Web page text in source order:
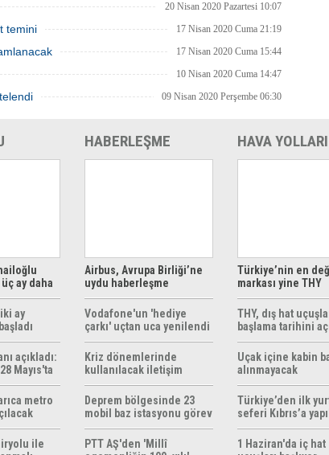
20 Nisan 2020 Pazartesi 10:07
temini 17 Nisan 2020 Cuma 21:19
17 Nisan 2020 Cuma 15:44
10 Nisan 2020 Cuma 14:47
09 Nisan 2020 Perşembe 06:30
ay daha
ay
açıkladı:
Mayıs'ta
metro
ile
HABERLEŞME
Airbus, Avrupa Birliği’ne
uydu haberleşme
çözümleri sunuyor
Vodafone'un 'hediye
çarkı' uçtan uca yenilendi
Kriz dönemlerinde
kullanılacak iletişim
yöntemleri rehberi
hazırlandı
Deprem bölgesinde 23
mobil baz istasyonu görev
yapıyor
PTT AŞ'den 'Millî
HAVA YOLLARI
Türkiye’nin en
markası yine THY
THY, dış hat
başlama tarihini
Uçak içine kabin
alınmayacak
Türkiye’den ilk yurt
seferi Kıbrıs’a
1 Haziran'da iç hat